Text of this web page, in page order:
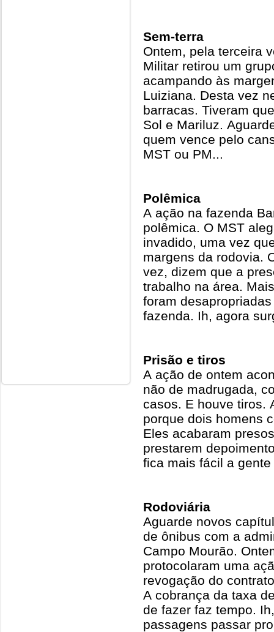
Sem-terra
Ontem, pela terceira
Militar retirou um
acampando às
Luiziana. Desta vez
barracas. Tiveram
Sol e Mariluz.
quem vence pelo
MST ou PM...
Polêmica
A ação na fazenda
polêmica. O MST
invadido, uma vez
margens da rodovia.
vez, dizem que a
trabalho na área.
foram
fazenda. Ih, agora
Prisão e tiros
A ação de ontem
não de madrugada,
casos. E houve tiros.
porque dois homens
Eles acabaram
prestarem
fica mais fácil a
Rodoviária
Aguarde novos
de ônibus com a
Campo Mourão.
protocolaram uma
revogação do
A cobrança da taxa
de fazer faz tempo.
passagens passar